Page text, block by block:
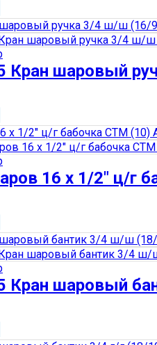
Кран шаровый
16 х 1/2″ ц/г
Кран шаровый